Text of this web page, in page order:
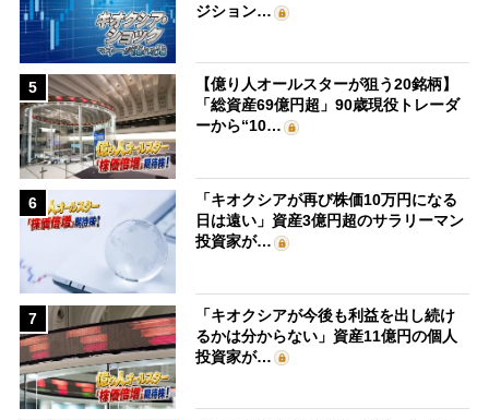
ジション…
5
【億り人オールスターが狙う20銘柄】
「総資産69億円超」90歳現役トレーダ
ーから“10…
6
「キオクシアが再び株価10万円になる
日は遠い」資産3億円超のサラリーマン
投資家が…
7
「キオクシアが今後も利益を出し続け
るかは分からない」資産11億円の個人
投資家が…